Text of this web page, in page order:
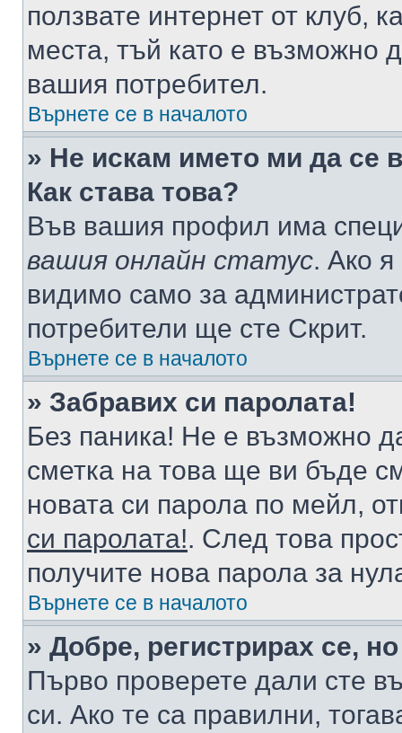
ползвате интернет от клуб,
места, тъй като е възможно
вашия потребител.
Върнете се в началото
» Не искам името ми да се
Как става това?
Във вашия профил има
вашия онлайн статус. Ако
видимо само за
потребители ще сте Скрит.
Върнете се в началото
» Забравих си паролата!
Без паника! Не е възможно
сметка на това ще ви бъде
новата си парола по мейл,
си паролата!. След това
получите нова парола за
Върнете се в началото
» Добре, регистрирах се,
Първо проверете дали сте
си. Ако те са правилни,